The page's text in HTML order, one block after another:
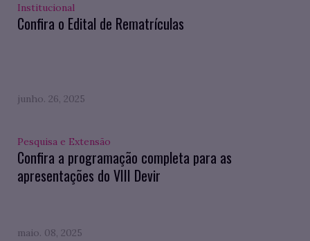
Institucional
Confira o Edital de Rematrículas
junho. 26, 2025
Pesquisa e Extensão
Confira a programação completa para as
apresentações do VIII Devir
maio. 08, 2025